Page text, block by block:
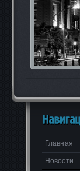
Главная
Новости